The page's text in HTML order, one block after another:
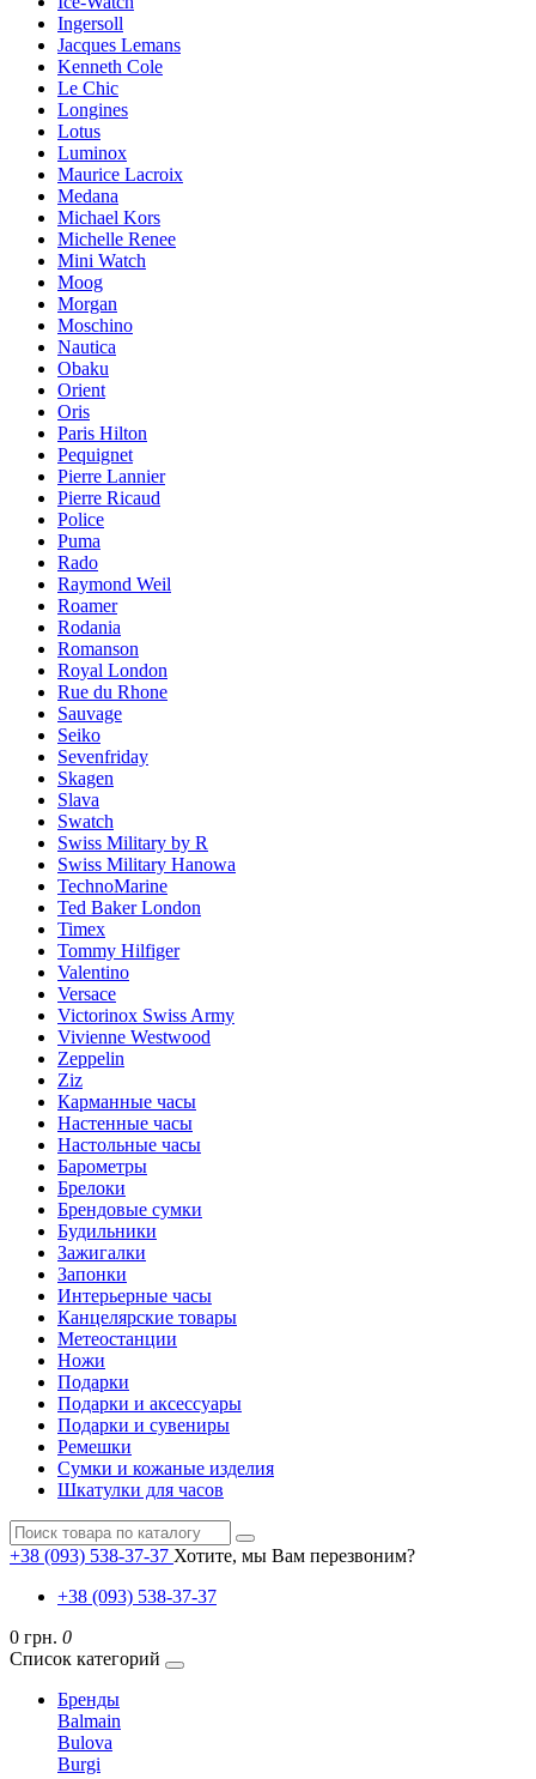
Ingersoll
Jacques Lemans
Kenneth Cole
Le Chic
Longines
Lotus
Luminox
Maurice Lacroix
Medana
Michael Kors
Michelle Renee
Mini Watch
Moog
Morgan
Moschino
Nautica
Obaku
Orient
Oris
Paris Hilton
Pequignet
Pierre Lannier
Pierre Ricaud
Police
Puma
Rado
Raymond Weil
Roamer
Rodania
Romanson
Royal London
Rue du Rhone
Sauvage
Seiko
Sevenfriday
Skagen
Slava
Swatch
Swiss Military by R
Swiss Military Hanowa
TechnoMarine
Ted Baker London
Timex
Tommy Hilfiger
Valentino
Versace
Victorinox Swiss Army
Vivienne Westwood
Zeppelin
Ziz
Карманные часы
Настенные часы
Настольные часы
Барометры
Брелоки
Брендовые сумки
Будильники
Зажигалки
Запонки
Интерьерные часы
Канцелярские товары
Метеостанции
Ножи
Подарки
Подарки и аксессуары
Подарки и сувениры
Ремешки
Сумки и кожаные изделия
Шкатулки для часов
+38 (093) 538-37-37 Хотите, мы Вам перезвоним?
+38 (093) 538-37-37
0 грн. 0
Список категорий
Бренды
Balmain
Bulova
Burgi